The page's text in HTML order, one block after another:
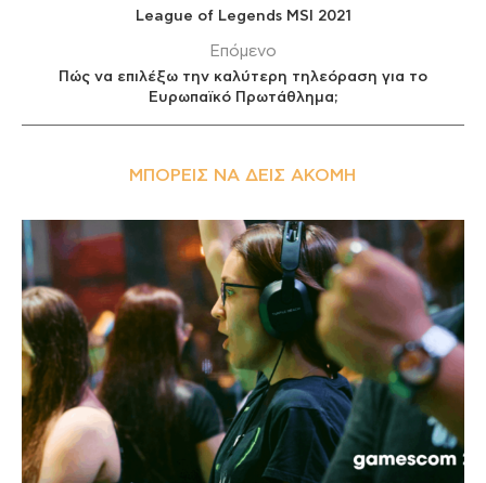
League of Legends MSI 2021
Επόμενο
Πώς να επιλέξω την καλύτερη τηλεόραση για το
Ευρωπαϊκό Πρωτάθλημα;
ΜΠΟΡΕΊΣ ΝΑ ΔΕΙΣ ΑΚΌΜΗ